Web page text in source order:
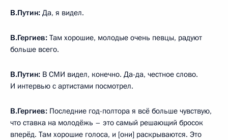
В.Путин: Да, я видел.
В.Гергиев: Там хорошие, молодые очень певцы, радуют
больше всего.
В.Путин: В СМИ видел, конечно. Да-да, честное слово.
И интервью с артистами посмотрел.
В.Гергиев: Последние год-полтора я всё больше чувствую,
что ставка на молодёжь – это самый решающий бросок
вперёд. Там хорошие голоса, и [они] раскрываются. Это